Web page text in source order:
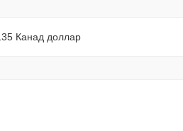
Канад доллар